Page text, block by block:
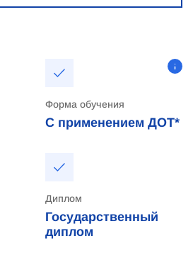
Форма обучения
С применением ДОТ*
Диплом
Государственный
диплом